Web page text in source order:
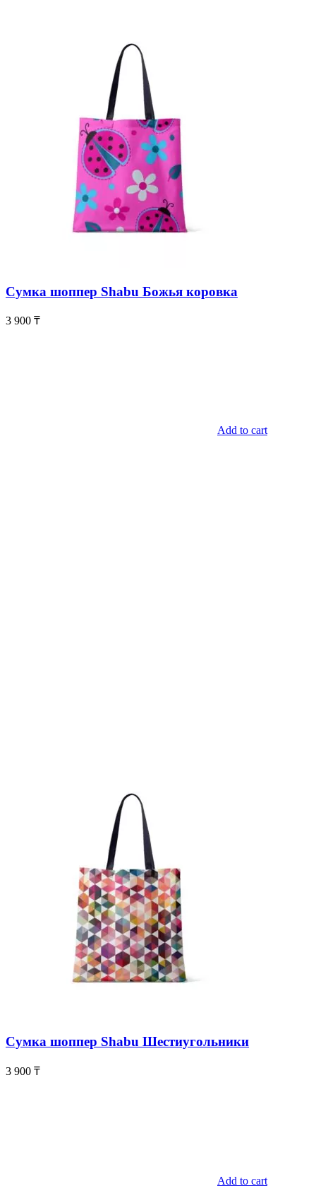
Сумка шоппер Shabu Божья коровка
3 900 ₸
Add to cart
Сумка шоппер Shabu Шестиугольники
3 900 ₸
Add to cart